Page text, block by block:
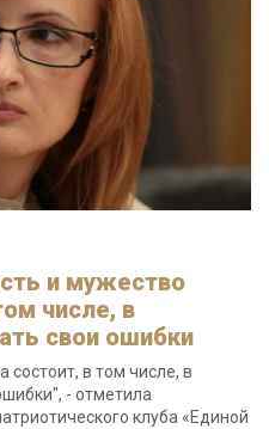
и мужество
числе, в
свои ошибки
в том числе, в
- отметила
клуба «Единой